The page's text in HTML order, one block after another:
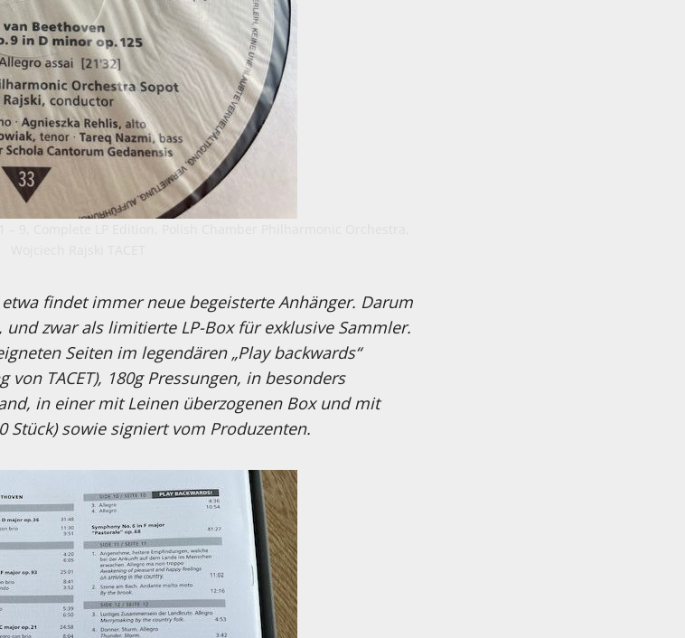
findet immer neue begeisterte Anhänger. Darum
zwar als limitierte LP-Box für exklusive Sammler.
Seiten im legendären „Play backwards“
TACET), 180g Pressungen, in besonders
in einer mit Leinen überzogenen Box und mit
Stück) sowie signiert vom Produzenten.